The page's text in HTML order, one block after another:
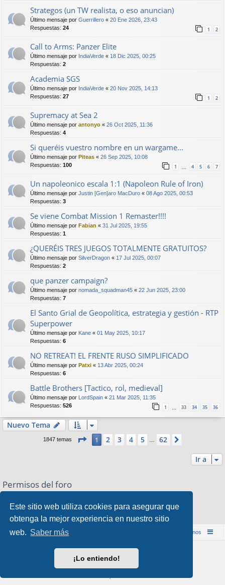
Este sitio web utiliza cookies para asegurar que
obtenga la mejor experiencia en nuestro sitio
web. Saber más
¡Lo entiendo!
Strategos (un TW realista, o eso anuncian)
Último mensaje por Guerrillero « 20 Ene 2026, 23:43
Respuestas: 24 1 2
Call to Arms: Panzer Elite
Último mensaje por IndiaVerde « 18 Dic 2025, 00:25
Respuestas: 2
Academia SGS
Último mensaje por IndiaVerde « 20 Nov 2025, 14:13
Respuestas: 27 1 2
Supremacy at Sea 2
Último mensaje por antonyo « 26 Oct 2025, 11:36
Respuestas: 4
Si queréis vuestro nombre en un wargame...
Último mensaje por Piteas « 26 Sep 2025, 10:08
Respuestas: 100 1 4 5 6 7
Un napoleonico escala 1:1 (Napoleon Rule of Iron)
Último mensaje por Justin [Gen]aro MacDuro « 08 Ago 2025, 00:53
Respuestas: 3
Se viene Combat Mission 1 Remaster!!!!
Último mensaje por Fabian « 31 Jul 2025, 19:55
Respuestas: 1
¿QUERÉIS TRES JUEGOS TOTALMENTE GRATUITOS?
Último mensaje por SilverDragon « 17 Jul 2025, 00:07
Respuestas: 2
que panzer campaign?
Último mensaje por nomada_squadman45 « 22 Jun 2025, 23:00
Respuestas: 7
El Santo Grial de Geopolítica, estrategia y gestión - RTP
Superpower
Último mensaje por Kane « 01 May 2025, 10:17
Respuestas: 6
NO RETREAT! EL FRENTE RUSO SIMPLIFICADO
Último mensaje por Patxi « 13 Abr 2025, 00:24
Respuestas: 6
Battle Brothers [Tactico, rol, medieval]
Último mensaje por LordSpain « 21 Mar 2025, 11:35
Respuestas: 526 1 … 33 34 35 36
Nuevo Tema
1847 temas Página de 62
1 2 3 4 5 62
Ir a
Permisos del foro
No puede responder a temas en este Foro
No puedeeditar sus mensajes en este Foro
No puedeborrar sus mensajes en este Foro
Inicio (Web) Foro Punta de Lanza Wargames Contáctenos
Desarrollado porphpBB® Forum Software © phpBB Limited
Style porArty&
phpBB España